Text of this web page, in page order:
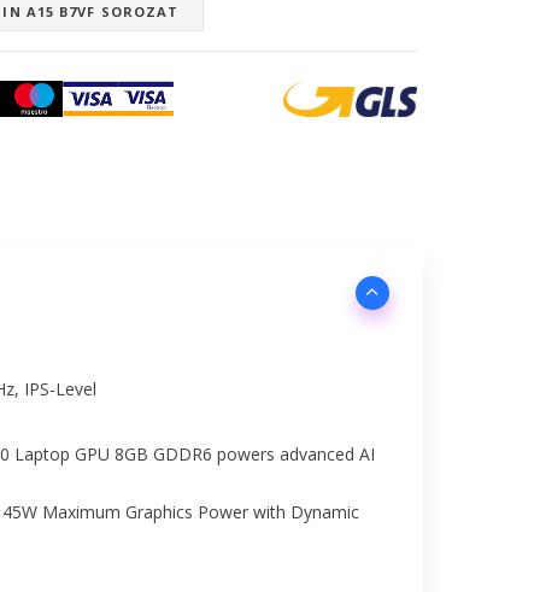
A15 B7VF SOROZAT
IPS-Level
Laptop GPU 8GB GDDR6 powers advanced AI
Maximum Graphics Power with Dynamic